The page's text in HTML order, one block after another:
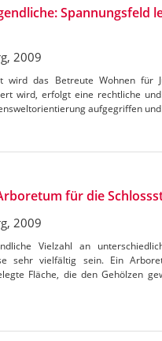
Spannungsfeld
2009
wird das Betreute Wohnen für
wird, erfolgt eine rechtliche
aufgegriffen
für die
2009
Vielzahl an
sehr vielfältig sein. Ein
Fläche, die den Gehölzen